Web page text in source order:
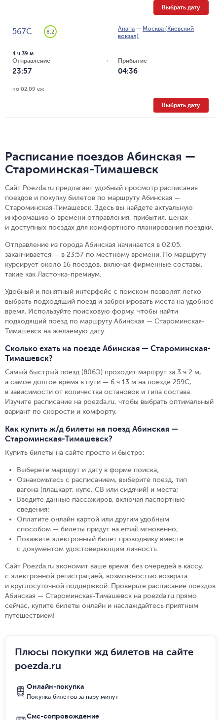
Выбрать дату
567С 8.2 Анапа — Москва (Киевский
вокзал)
Отправление
23:57
4 ч 39 м
Прибытие
04:36
по 02.09 еж
Выбрать дату
Расписание поездов Абинская —
Староминская-Тимашевск
Сайт Poezda.ru предлагает удобный просмотр расписания
поездов и покупку билетов по маршруту Абинская —
Староминская-Тимашевск. Здесь вы найдете актуальную
информацию о времени отправления, прибытия, ценах
и доступных поездах для комфортного планирования поездки.
Отправление из города Абинская начинается в 02:05,
заканчивается — в 23:57 по местному времени. По маршруту
курсирует около 16 поездов, включая фирменные составы,
такие как Ласточка-премиум.
Удобный и понятный интерфейс с поиском позволят легко
выбрать подходящий поезд и забронировать места на удобное
время. Используйте поисковую форму, чтобы найти
подходящий поезд по маршруту Абинская — Староминская-
Тимашевск на желаемую дату.
Сколько ехать на поезде Абинская — Староминская-
Тимашевск?
Самый быстрый поезд (806Э) проходит маршрут за 3 ч 2 м,
а самое долгое время в пути — 6 ч 13 м на поезде 259С,
в зависимости от количества остановок и типа состава.
Изучите расписание на poezda.ru, чтобы выбрать оптимальный
вариант по скорости и комфорту.
Как купить ж/д билеты на поезд Абинская —
Староминская-Тимашевск?
Купить билеты на сайте просто и быстро:
Выберете маршрут и дату в форме поиска;
Ознакомьтесь с расписанием, выберите поезд, тип
вагона (плацкарт, купе, СВ или сидячий) и места;
Введите данные пассажиров, включая паспортные
сведения;
Оплатите онлайн картой или другим удобным
способом — билеты придут на email мгновенно;
Покажите электронный билет проводнику вместе
с документом удостоверяющим личность.
Сайт Poezda.ru экономит ваше время: без очередей в кассу,
с электронной регистрацией, возможностью возврата
и круглосуточной поддержкой. Проверьте расписание поездов
Абинская — Староминская-Тимашевск на poezda.ru прямо
сейчас, купите билеты онлайн и наслаждайтесь приятным
путешествием!
Плюсы покупки жд билетов на сайте
poezda.ru
Онлайн-покупка
Покупка билетов за пару минут
Смс-сопровождение